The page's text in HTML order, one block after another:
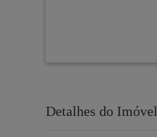
Detalhes do Imóvel